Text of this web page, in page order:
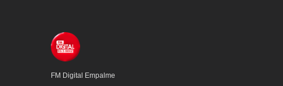
FM Digital Empalme